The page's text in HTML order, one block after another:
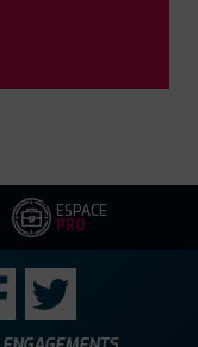
ESPACE
PRO